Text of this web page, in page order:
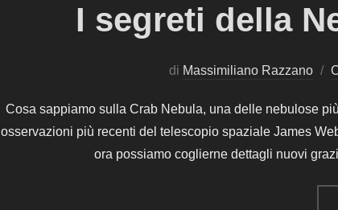
I segreti della
di Massimiliano Razzano
Cosa sappiamo sulla Crab Nebula, una delle nebulose
osservazioni più recenti del telescopio spaziale James
ora possiamo coglierne dettagli nuovi